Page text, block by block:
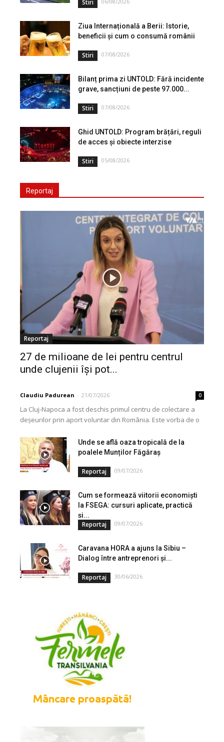
Stiri
Ziua Internațională a Berii: Istorie,
beneficii și cum o consumă românii
Stiri 07/08/2026
Bilanț prima zi UNTOLD: Fără incidente
grave, sancțiuni de peste 97.000...
Stiri 07/08/2026
Ghid UNTOLD: Program brățări, reguli
de acces și obiecte interzise
Stiri 05/08/2026
Reportaj
Reportaj
27 de milioane de lei pentru centrul
unde clujenii își pot...
Claudiu Padurean - 21/07/2026 0
La Cluj-Napoca a fost deschis primul centru de colectare a
deșeurilor prin aport voluntar din România. Este vorba de o
Unde se află oaza tropicală de la
poalele Munților Făgăraș
Reportaj 09/07/2026
Cum se formează viitorii economiști
la FSEGA: cursuri aplicate, practică
și...
Reportaj 09/07/2026
Caravana HORA a ajuns la Sibiu –
Dialog între antreprenori și...
Reportaj 30/06/2026